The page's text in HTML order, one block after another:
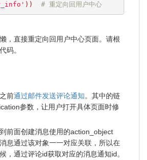
)) # 重定向回用户中心
，直接重定向回用户中心页面。请根
码。
前通过邮件发送评论通知。其中的链
参数，让用户打开具体页面时修
前面创建消息使用的action_object
息通过该对象一一对应关联，所以在
，通过评论id获取对应的消息通知id。